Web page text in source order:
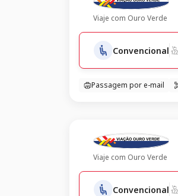
Viaje com Ouro Verde
Convencional
Passagem por e-mail
Viaje com Ouro Verde
Convencional